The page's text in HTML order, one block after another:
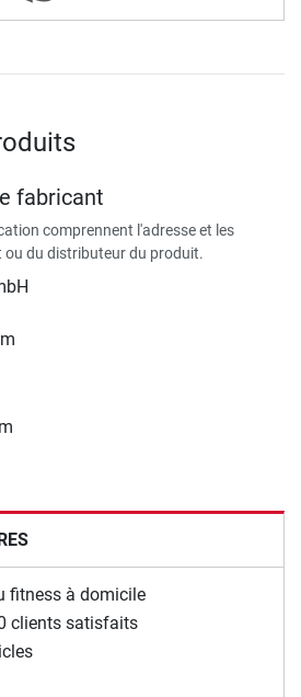
fabricant
comprennent l'adresse et les
du distributeur du produit.
fitness à domicile
clients satisfaits